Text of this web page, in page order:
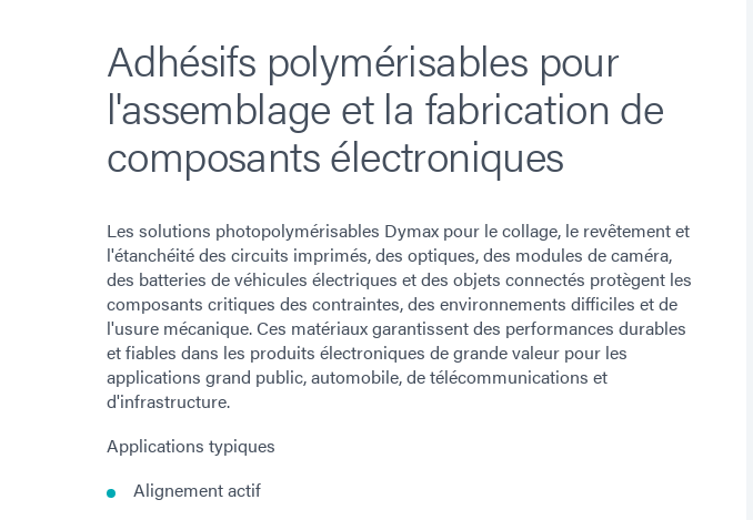
Adhésifs polymérisables pour
l'assemblage et la fabrication de
composants électroniques
Les solutions photopolymérisables Dymax pour le collage, le revêtement et
l'étanchéité des circuits imprimés, des optiques, des modules de caméra,
des batteries de véhicules électriques et des objets connectés protègent les
composants critiques des contraintes, des environnements difficiles et de
l'usure mécanique. Ces matériaux garantissent des performances durables
et fiables dans les produits électroniques de grande valeur pour les
applications grand public, automobile, de télécommunications et
d'infrastructure.
Applications typiques
Alignement actif